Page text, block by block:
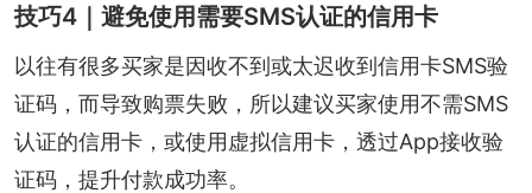
技巧4｜避免使用需要SMS认证的信用卡
以往有很多买家是因收不到或太迟收到信用卡SMS验
证码，而导致购票失败，所以建议买家使用不需SMS
认证的信用卡，或使用虚拟信用卡，透过App接收验
证码，提升付款成功率。